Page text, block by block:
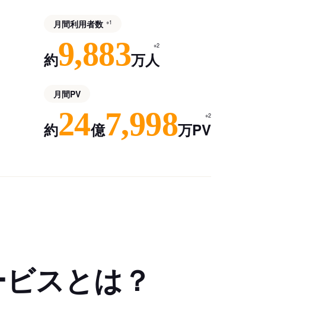
月間利用者数 ※1
約9,883万人
※2
月間PV
約24億7,998万PV
※2
スとは？